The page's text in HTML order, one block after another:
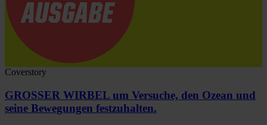
Coverstory
GROSSER WIRBEL um Versuche, den Ozean und
seine Bewegungen festzuhalten.